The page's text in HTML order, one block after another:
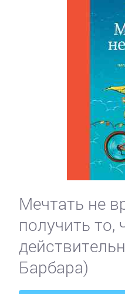
Мечтать не
получить то,
Барбара)